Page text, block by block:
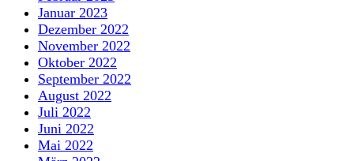
Januar 2023
Dezember 2022
November 2022
Oktober 2022
September 2022
August 2022
Juli 2022
Juni 2022
Mai 2022